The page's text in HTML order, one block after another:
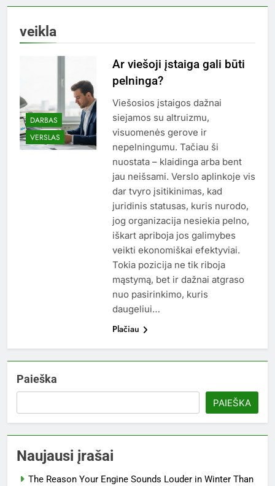
veikla
DARBAS
VERSLAS
Ar viešoji įstaiga gali būti
pelninga?
Viešosios įstaigos dažnai
siejamos su altruizmu,
visuomenės gerove ir
nepelningumu. Tačiau ši
nuostata – klaidinga arba bent
jau neišsami. Verslo aplinkoje vis
dar tvyro įsitikinimas, kad
juridinis statusas, kuris nurodo,
jog organizacija nesiekia pelno,
iškart apriboja jos galimybes
veikti ekonomiškai efektyviai.
Tokia pozicija ne tik riboja
mąstymą, bet ir dažnai atgraso
nuo pasirinkimo, kuris
daugeliui…
Plačiau
Paieška
PAIEŠKA
Naujausi įrašai
The Reason Your Engine Sounds Louder in Winter Than